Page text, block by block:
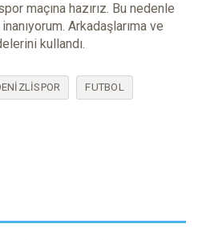
maçına hazırız. Bu nedenle
Arkadaşlarıma ve
kullandı.
FUTBOL